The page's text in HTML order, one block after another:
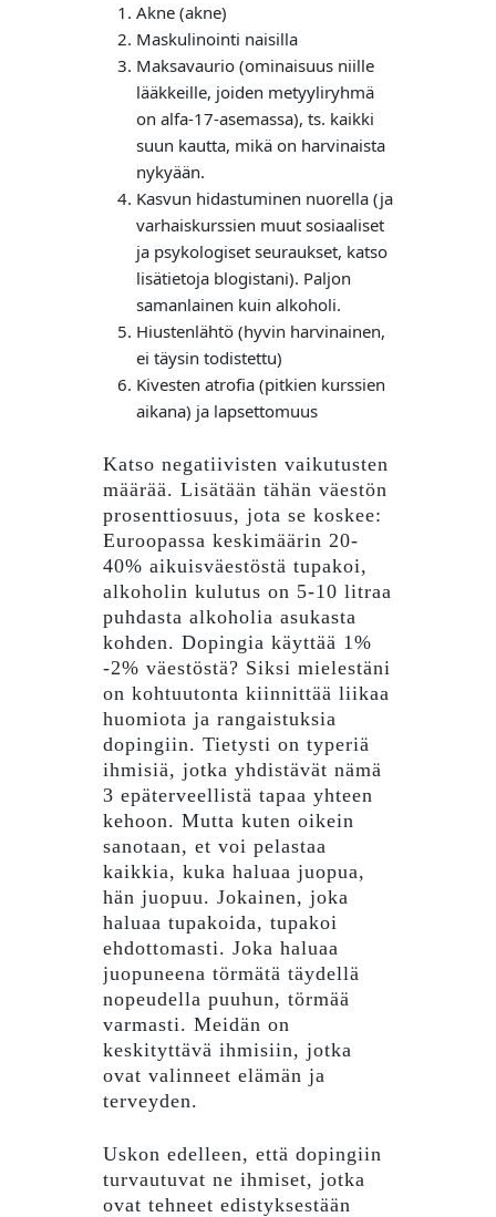
Akne (akne)
Maskulinointi naisilla
Maksavaurio (ominaisuus niille
lääkkeille, joiden metyyliryhmä
on alfa-17-asemassa), ts. kaikki
suun kautta, mikä on harvinaista
nykyään.
Kasvun hidastuminen nuorella (ja
varhaiskurssien muut sosiaaliset
ja psykologiset seuraukset, katso
lisätietoja blogistani). Paljon
samanlainen kuin alkoholi.
Hiustenlähtö (hyvin harvinainen,
ei täysin todistettu)
Kivesten atrofia (pitkien kurssien
aikana) ja lapsettomuus
Katso negatiivisten vaikutusten
määrää. Lisätään tähän väestön
prosenttiosuus, jota se koskee:
Euroopassa keskimäärin 20-
40% aikuisväestöstä tupakoi,
alkoholin kulutus on 5-10 litraa
puhdasta alkoholia asukasta
kohden. Dopingia käyttää 1%
-2% väestöstä? Siksi mielestäni
on kohtuutonta kiinnittää liikaa
huomiota ja rangaistuksia
dopingiin. Tietysti on typeriä
ihmisiä, jotka yhdistävät nämä
3 epäterveellistä tapaa yhteen
kehoon. Mutta kuten oikein
sanotaan, et voi pelastaa
kaikkia, kuka haluaa juopua,
hän juopuu. Jokainen, joka
haluaa tupakoida, tupakoi
ehdottomasti. Joka haluaa
juopuneena törmätä täydellä
nopeudella puuhun, törmää
varmasti. Meidän on
keskityttävä ihmisiin, jotka
ovat valinneet elämän ja
terveyden.
Uskon edelleen, että dopingiin
turvautuvat ne ihmiset, jotka
ovat tehneet edistyksestään